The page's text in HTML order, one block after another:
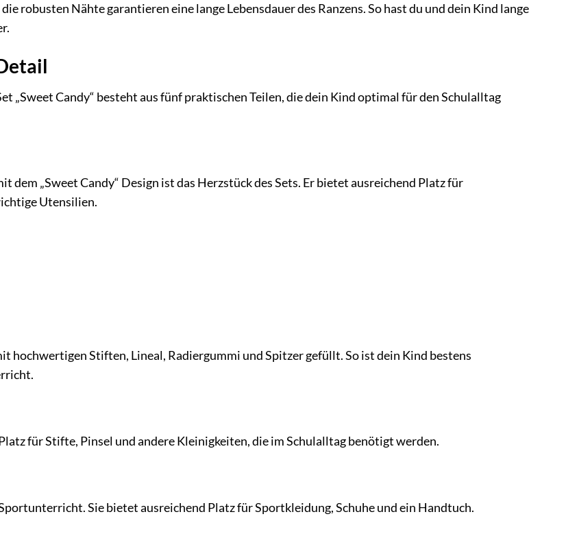
robusten Nähte garantieren eine lange Lebensdauer des Ranzens. So hast du und dein Kind lange
„Sweet Candy“ besteht aus fünf praktischen Teilen, die dein Kind optimal für den Schulalltag
dem „Sweet Candy“ Design ist das Herzstück des Sets. Er bietet ausreichend Platz für
Utensilien.
hochwertigen Stiften, Lineal, Radiergummi und Spitzer gefüllt. So ist dein Kind bestens
für Stifte, Pinsel und andere Kleinigkeiten, die im Schulalltag benötigt werden.
Sie bietet ausreichend Platz für Sportkleidung, Schuhe und ein Handtuch.